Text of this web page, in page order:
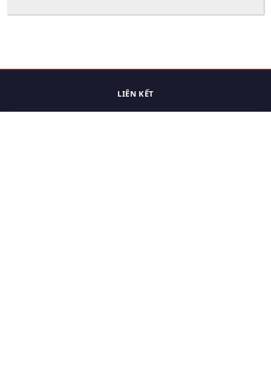
LIÊN KẾT